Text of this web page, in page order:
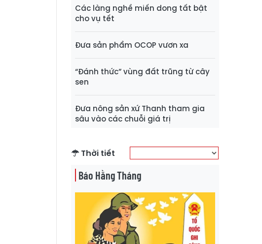
Các làng nghề miến dong tất bật
cho vụ tết
Đưa sản phẩm OCOP vươn xa
“Đánh thức” vùng đất trũng từ cây
sen
Đưa nông sản xứ Thanh tham gia
sâu vào các chuỗi giá trị
Thời tiết
Báo Hằng Tháng